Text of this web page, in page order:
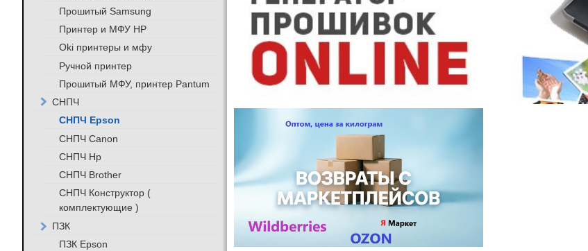
Прошитый Samsung
Принтер и МФУ HP
Oki принтеры и мфу
Ручной принтер
Прошитый МФУ, принтер Pantum
СНПЧ
СНПЧ Epson
СНПЧ Canon
СНПЧ Hp
СНПЧ Brother
СНПЧ Конструктор (
комплектующие )
ПЗК
ПЗК Epson